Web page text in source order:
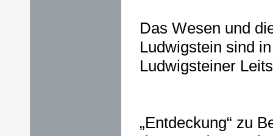
Das Wesen und
Ludwigstein sind
Ludwigsteiner
„Entdeckung“ zu